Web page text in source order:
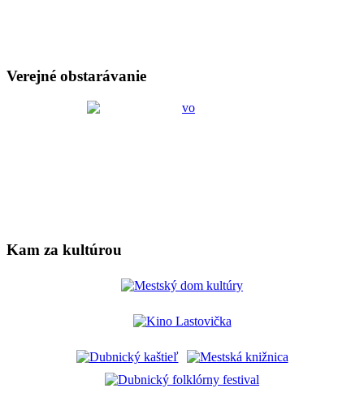
Verejné obstarávanie
Kam za kultúrou